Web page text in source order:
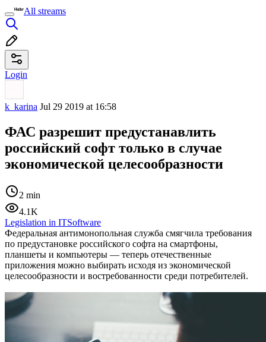
All streams
Login
k_karina Jul 29 2019 at 16:58
ФАС разрешит предустанавлить
российский софт только в случае
экономической целесообразности
2 min
4.1K
Legislation in ITSoftware
Федеральная антимонопольная служба смягчила требования
по предустановке российского софта на смартфоны,
планшеты и компьютеры — теперь отечественные
приложения можно выбирать исходя из экономической
целесообразности и востребованности среди потребителей.